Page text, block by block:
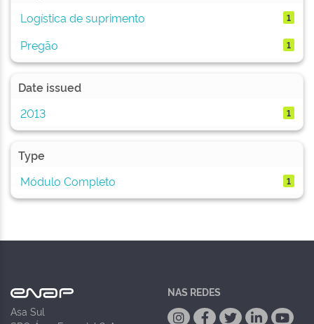
Logística de suprimento
1
Pregão 1
Date issued
2013
1
Type
Módulo Completo
1
Asa Sul
NAS REDES